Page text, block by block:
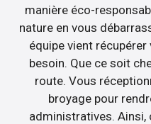
manière éco-
nature en vous
équipe vient récupérer
besoin. Que ce soit
route. Vous
broyage pour
administratives.